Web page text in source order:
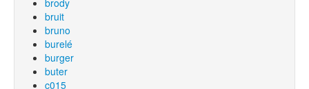
brody
bruit
bruno
burelé
burger
buter
c015